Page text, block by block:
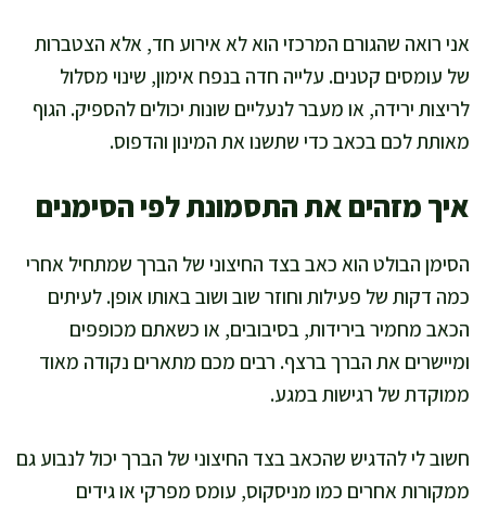
אני רואה שהגורם המרכזי הוא לא אירוע חד, אלא הצטברות
של עומסים קטנים. עלייה חדה בנפח אימון, שינוי מסלול
לריצות ירידה, או מעבר לנעליים שונות יכולים להספיק. הגוף
מאותת לכם בכאב כדי שתשנו את המינון והדפוס.
איך מזהים את התסמונת לפי הסימנים
הסימן הבולט הוא כאב בצד החיצוני של הברך שמתחיל אחרי
כמה דקות של פעילות וחוזר שוב ושוב באותו אופן. לעיתים
הכאב מחמיר בירידות, בסיבובים, או כשאתם מכופפים
ומיישרים את הברך ברצף. רבים מכם מתארים נקודה מאוד
ממוקדת של רגישות במגע.
חשוב לי להדגיש שהכאב בצד החיצוני של הברך יכול לנבוע גם
ממקורות אחרים כמו מניסקוס, עומס מפרקי או גידים